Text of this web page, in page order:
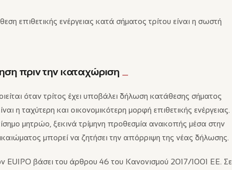
επιθετικής ενέργειας κατά σήματος τρίτου είναι η σωστή
πριν την καταχώριση
όταν τρίτος έχει υποβάλει δήλωση κατάθεσης σήματος
η ταχύτερη και οικονομικότερη μορφή επιθετικής ενέργειας.
μητρώο, ξεκινά τρίμηνη προθεσμία ανακοπής μέσα στην
μπορεί να ζητήσει την απόρριψη της νέας δήλωσης.
EUIPO βάσει του άρθρου 46 του Κανονισμού 2017/1001 ΕΕ. Σε